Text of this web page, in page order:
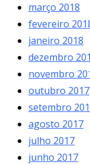
março 2018
fevereiro
janeiro 2018
dezembro
novembro
outubro 2017
setembro
agosto 2017
julho 2017
junho 2017